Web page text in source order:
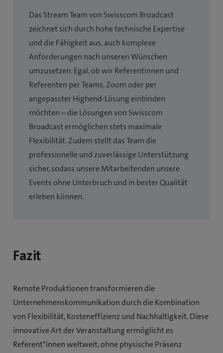
Das Stream Team von Swisscom Broadcast
zeichnet sich durch hohe technische Expertise
und die Fähigkeit aus, auch komplexe
Anforderungen nach unseren Wünschen
umzusetzen. Egal, ob wir Referentinnen und
Referenten per Teams, Zoom oder per
angepasster Highend-Lösung einbinden
möchten – die Lösungen von Swisscom
Broadcast ermöglichen stets maximale
Flexibilität. Zudem stellt das Team die
professionelle und zuverlässige Unterstützung
sicher, sodass unsere Mitarbeitenden unsere
Events ohne Unterbruch und in bester Qualität
erleben können.
Fazit
Remote Produktionen transformieren die
Unternehmenskommunikation durch die Kombination
von Flexibilität, Kosteneffizienz und Nachhaltigkeit. Diese
innovative Art der Veranstaltung ermöglicht es
Referent*innen weltweit, ohne physische Präsenz